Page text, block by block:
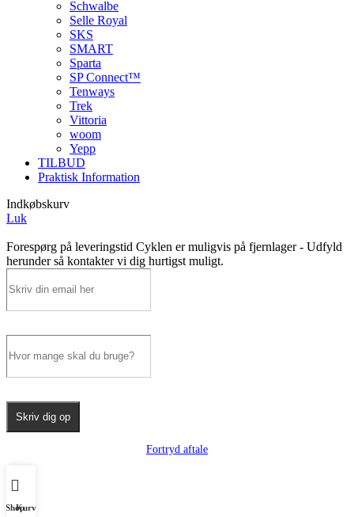
Schwalbe
Selle Royal
SKS
SMART
Sparta
SP Connect™
Tenways
Trek
Vittoria
woom
Yepp
TILBUD
Praktisk Information
Indkøbskurv
Luk
ShopKurv
Forespørg på leveringstid Cyklen er muligvis på fjernlager - Udfyld
herunder så kontakter vi dig hurtigst muligt.
Skriv dig op
Fortryd aftale